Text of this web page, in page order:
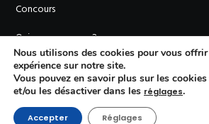
Concours
Qui sommes-nous ?
Nous utilisons des cookies pour vous
expérience sur notre site.
Vous pouvez en savoir plus sur les
et/ou les désactiver dans les réglages.
Accepter Réglages